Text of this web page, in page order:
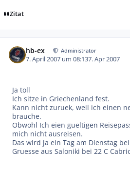
Zitat
hb-ex Administrator
7. April 2007 um 08:137. Apr 2007
Ja toll
Ich sitze in Griechenland fest.
Kann nicht zuruek, weil ich einen
brauche.
Obwohl Ich eien gueltigen
mich nicht ausreisen.
Das wird ja ein Tag am Dienstag
Gruesse aus Saloniki bei 22 C